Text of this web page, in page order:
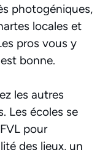
photogéniques,
locales et
pros vous y
bonne.
les autres
Les écoles se
pour
des lieux, un